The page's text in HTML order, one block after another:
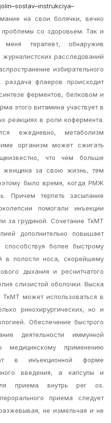
на свои болячки, вечно
со здоровьем. Так и
терапевт, обнаружив
расследований
избирательного
раздача флаеров происходит
ферментов, белковом и
этого витамина участвует в
реакциях в роли кофермента.
ежедневно, метаболизм
организм может сжигать
что чем больше
женщина за свою жизнь, тем
было время, когда РМЖ
Причем терпеть засыпание
помогали инъекции
за грудиной. Сочетание ТкМТ
дополнительно повышает
способствуя более быстрому
в полости носа, скорейшему
дыхания и реснитчатого
слизистой оболочки. Выска
ТкМТ может использоваться в
ринохирургических, но и
Обеспечение быстрого
деятельности иммунной
применению
в инъекционной форме
введения, а капсулы и
приема внутрь per os.
приема следует
не измельчая и не